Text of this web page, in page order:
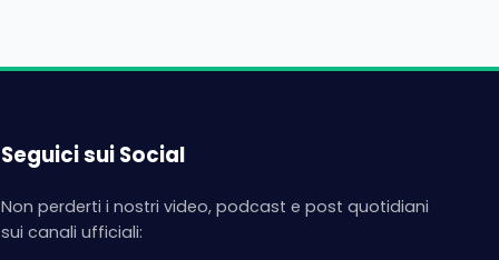
Seguici sui Social
Non perderti i nostri video, podcast e post quotidiani
sui canali ufficiali: